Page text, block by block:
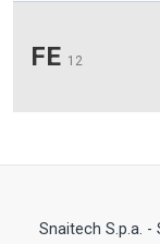
FE 12
Snaitech S.p.a. -